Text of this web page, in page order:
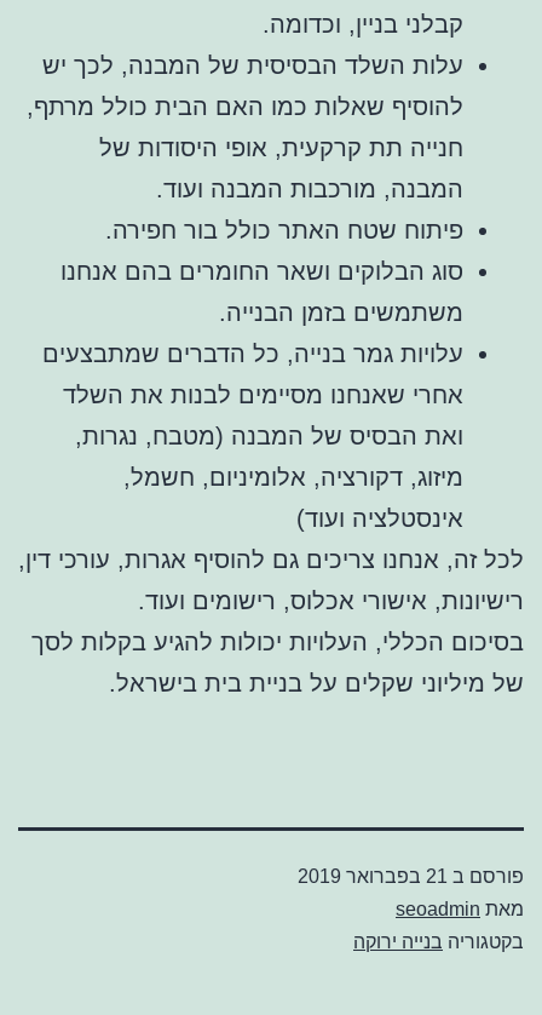
קבלני בניין, וכדומה.
עלות השלד הבסיסית של המבנה, לכך יש
להוסיף שאלות כמו האם הבית כולל מרתף,
חנייה תת קרקעית, אופי היסודות של
המבנה, מורכבות המבנה ועוד.
פיתוח שטח האתר כולל בור חפירה.
סוג הבלוקים ושאר החומרים בהם אנחנו
משתמשים בזמן הבנייה.
עלויות גמר בנייה, כל הדברים שמתבצעים
אחרי שאנחנו מסיימים לבנות את השלד
ואת הבסיס של המבנה (מטבח, נגרות,
מיזוג, דקורציה, אלומיניום, חשמל,
אינסטלציה ועוד)
לכל זה, אנחנו צריכים גם להוסיף אגרות, עורכי דין,
רישיונות, אישורי אכלוס, רישומים ועוד.
בסיכום הכללי, העלויות יכולות להגיע בקלות לסך
של מיליוני שקלים על בניית בית בישראל.
פורסם ב 21 בפברואר 2019
מאת seoadmin
בקטגוריה בנייה ירוקה